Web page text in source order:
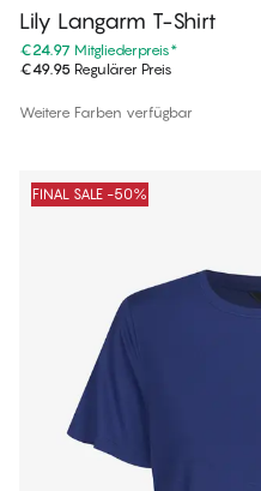
Lily Langarm T-Shirt
€24.97 Mitgliederpreis*
€49.95 Regulärer Preis
Weitere Farben verfügbar
FINAL SALE -50%